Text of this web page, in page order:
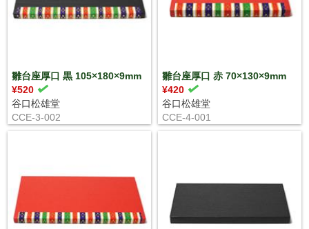
雛台座厚口 黒 105×180×9mm
¥520
谷口松雄堂
CCE-3-002
雛台座厚口 赤 70×130×9mm
¥420
谷口松雄堂
CCE-4-001